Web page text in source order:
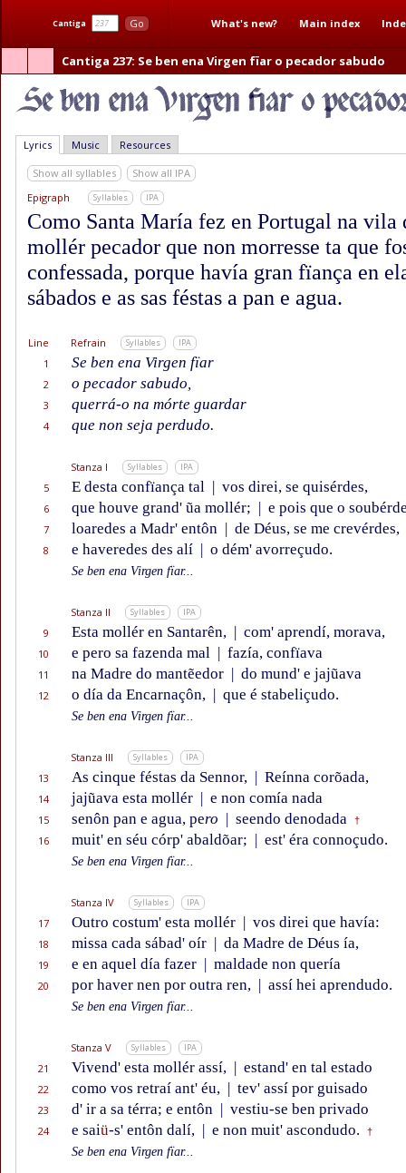
Cantiga Go What's new? Main index
Cantiga 237: Se ben ena Virgen fïar o pecador sabudo
Lyrics Music Resources
Show all syllables
Show all IPA
Epigraph
Syllables IPA
Como Santa María fez en Portugal na vila
mollér pecador que non morresse ta que
confessada, porque havía gran fïança en
sábados e as sas féstas a pan e agua.
Line Refrain Syllables IPA
1 Se ben ena Virgen fïar
2 o pecador sabudo,
3 querrá-o na mórte guardar
4 que non seja perdudo.
Stanza I Syllables IPA
5 E desta confïança tal | vos direi, se quisérdes,
6 que houve grand' ũa mollér; | e pois que o
7 loaredes a Madr' entôn | de Déus, se me crevérdes,
8 e haveredes des alí | o dém' avorreçudo.
Se ben ena Virgen fïar...
Stanza II Syllables IPA
9 Esta mollér en Santarên, | com' aprendí, morava,
10 e pero sa fazenda mal | fazía, confïava
11 na Madre do mantẽedor | do mund' e jajũava
12 o día da Encarnaçôn, | que é stabeliçudo.
Se ben ena Virgen fïar...
Stanza III Syllables IPA
13 As cinque féstas da Sennor, | Reínna corõada,
14 jajũava esta mollér | e non comía nada
15 senôn pan e agua, pero | seendo denodada †
16 muit' en séu córp' abaldõar; | est' éra connoçudo.
Se ben ena Virgen fïar...
Stanza IV Syllables IPA
17 Outro costum' esta mollér | vos direi que havía:
18 missa cada sábad' oír | da Madre de Déus ía,
19 e en aquel día fazer | maldade non quería
20 por haver nen por outra ren, | assí hei aprendudo.
Se ben ena Virgen fïar...
Stanza V Syllables IPA
21 Vivend' esta mollér assí, | estand' en tal estado
22 como vos retraí ant' éu, | tev' assí por guisado
23 d' ir a sa térra; e entôn | vestiu-se ben privado
24 e saiü-s' entôn dalí, | e non muit' ascondudo. †
Se ben ena Virgen fïar...